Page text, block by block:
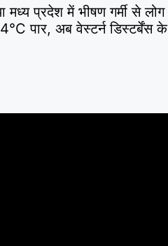
प्रदेश में भीषण गर्मी से लोग
पार, अब वेस्टर्न डिस्टर्बेंस के